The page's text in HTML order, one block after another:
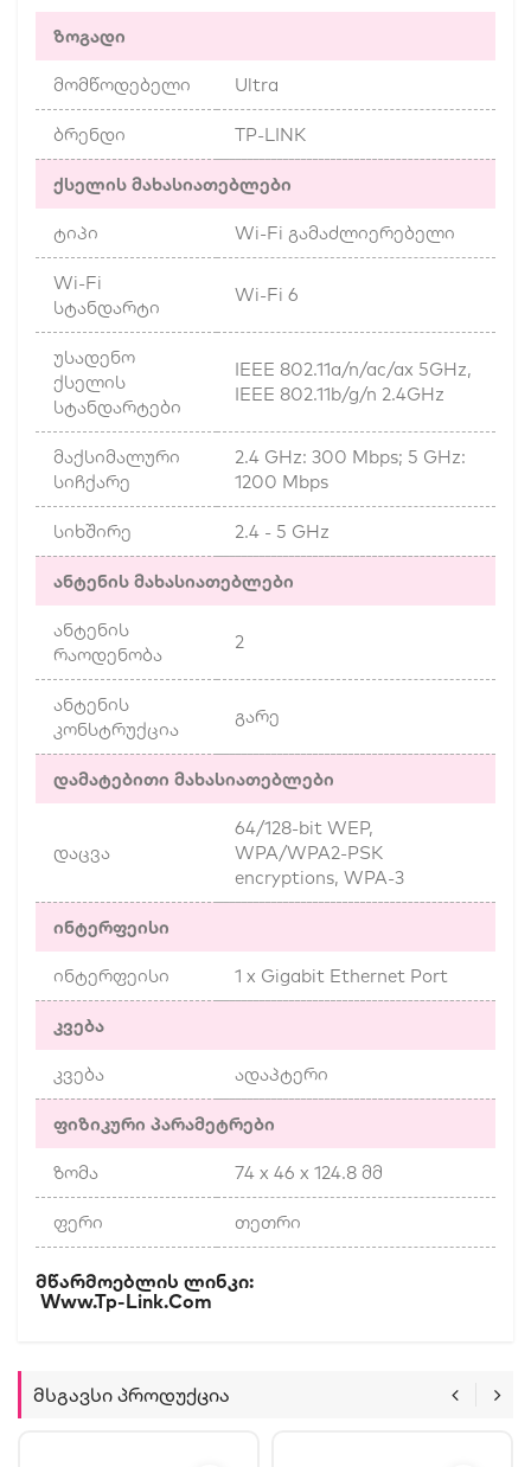
ზოგადი
მომწოდებელი Ultra
ბრენდი TP-LINK
ქსელის მახასიათებლები
ტიპი Wi-Fi გამაძლიერებელი
Wi-Fi
სტანდარტი
Wi-Fi 6
უსადენო
ქსელის
სტანდარტები
IEEE 802.11a/n/ac/ax 5GHz,
IEEE 802.11b/g/n 2.4GHz
მაქსიმალური
სიჩქარე
2.4 GHz: 300 Mbps; 5 GHz:
1200 Mbps
სიხშირე 2.4 - 5 GHz
ანტენის მახასიათებლები
ანტენის
რაოდენობა
2
ანტენის
კონსტრუქცია
გარე
დამატებითი მახასიათებლები
დაცვა
64/128-bit WEP,
WPA/WPA2-PSK
encryptions, WPA-3
ინტერფეისი
ინტერფეისი 1 x Gigabit Ethernet Port
კვება
კვება ადაპტერი
ფიზიკური პარამეტრები
ზომა 74 x 46 x 124.8 მმ
ფერი თეთრი
Მწარმოებლის Ლინკი:
Www.tp-Link.com
Მსგავსი Პროდუქცია